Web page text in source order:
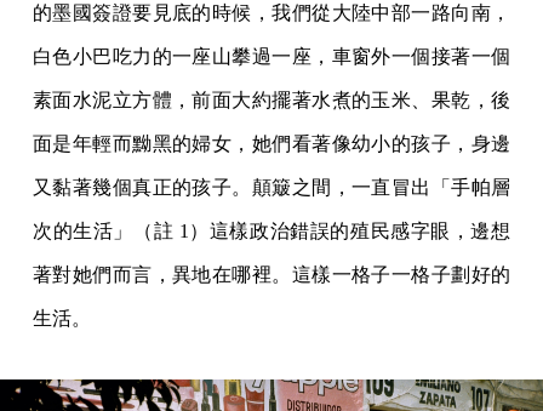
的墨國簽證要見底的時候，我們從大陸中部一路向南，
白色小巴吃力的一座山攀過一座，車窗外一個接著一個
素面水泥立方體，前面大約擺著水煮的玉米、果乾，後
面是年輕而黝黑的婦女，她們看著像幼小的孩子，身邊
又黏著幾個真正的孩子。顛簸之間，一直冒出「手帕層
次的生活」（註 1）這樣政治錯誤的殖民感字眼，邊想
著對她們而言，異地在哪裡。這樣一格子一格子劃好的
生活。